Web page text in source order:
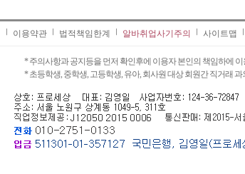
이용약관 법적책임한계 알바취업사기주의 사이트맵
* 주의사항과 공지등을 먼저 확인후에 이용자 본인의 책임하에
* 초등학생, 중학생, 고등학생, 유아, 회사원 대상 회원간 직거래